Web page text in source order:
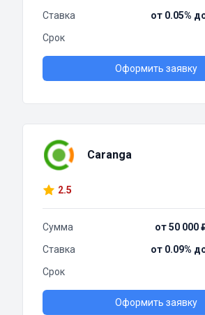
Ставка
от 0.05%
Срок
Оформить заявку
Caranga
2.5
Сумма
от 50 000
Ставка
от 0.09%
Срок
Оформить заявку